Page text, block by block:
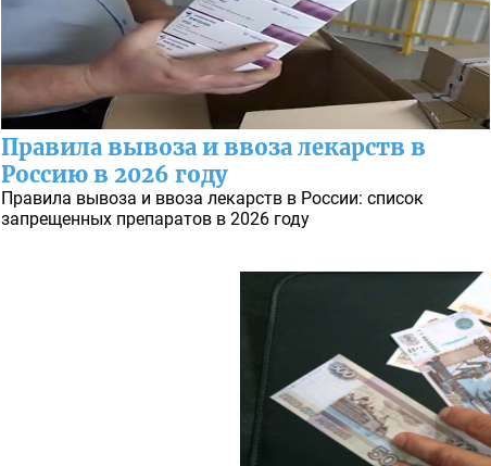
Правила вывоза и ввоза лекарств в
Россию в 2026 году
Правила вывоза и ввоза лекарств в России: список
запрещенных препаратов в 2026 году